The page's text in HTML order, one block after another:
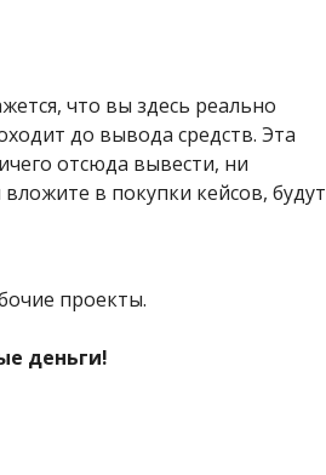
что вы здесь реально
до вывода средств. Эта
отсюда вывести, ни
в покупки кейсов, будут
проекты.
деньги!